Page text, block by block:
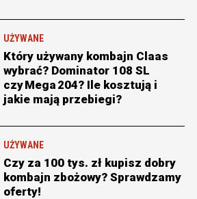
UŻYWANE
Który używany kombajn Claas
wybrać? Dominator 108 SL
czy Mega 204? Ile kosztują i
jakie mają przebiegi?
UŻYWANE
Czy za 100 tys. zł kupisz dobry
kombajn zbożowy? Sprawdzamy
oferty!